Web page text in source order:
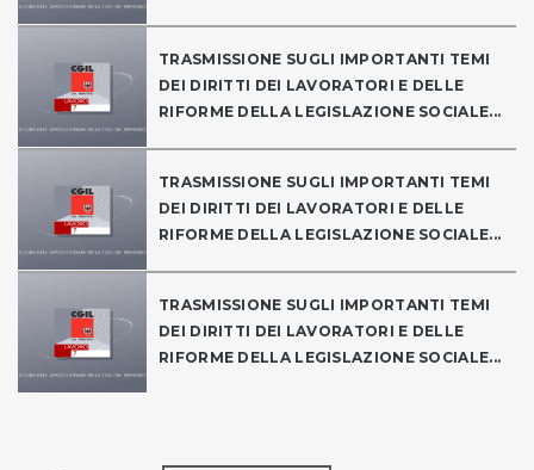
TRASMISSIONE SUGLI IMPORTANTI TEMI
DEI DIRITTI DEI LAVORATORI E DELLE
RIFORME DELLA LEGISLAZIONE SOCIALE...
TRASMISSIONE SUGLI IMPORTANTI TEMI
DEI DIRITTI DEI LAVORATORI E DELLE
RIFORME DELLA LEGISLAZIONE SOCIALE...
TRASMISSIONE SUGLI IMPORTANTI TEMI
DEI DIRITTI DEI LAVORATORI E DELLE
RIFORME DELLA LEGISLAZIONE SOCIALE...